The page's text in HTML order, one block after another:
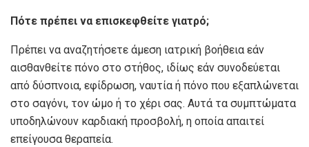
Πότε πρέπει να επισκεφθείτε γιατρό;
Πρέπει να αναζητήσετε άμεση ιατρική βοήθεια εάν
αισθανθείτε πόνο στο στήθος, ιδίως εάν συνοδεύεται
από δύσπνοια, εφίδρωση, ναυτία ή πόνο που εξαπλώνεται
στο σαγόνι, τον ώμο ή το χέρι σας. Αυτά τα συμπτώματα
υποδηλώνουν καρδιακή προσβολή, η οποία απαιτεί
επείγουσα θεραπεία.